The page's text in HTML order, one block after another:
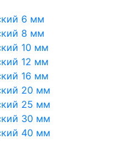
6 мм
8 мм
10 мм
12 мм
16 мм
20 мм
25 мм
30 мм
40 мм